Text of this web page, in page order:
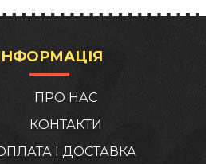
ПРО НАС
КОНТАКТИ
І ДОСТАВКА